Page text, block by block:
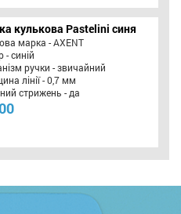
кулькова Pastelini синя
марка - AXENT
- синій
ручки - звичайний
лінії - 0,7 мм
стрижень - да